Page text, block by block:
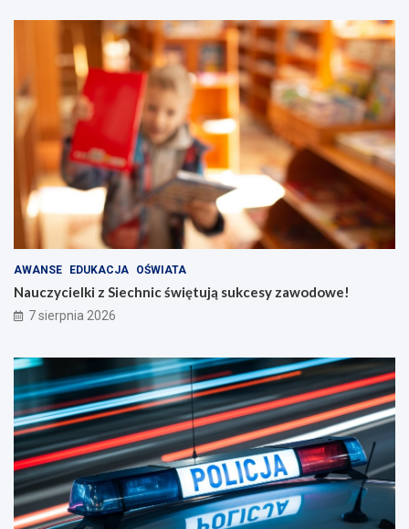
AWANSE EDUKACJA OŚWIATA
Nauczycielki z Siechnic świętują sukcesy zawodowe!
7 sierpnia 2026